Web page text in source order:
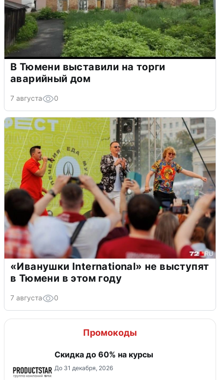
В Тюмени выставили на торги
аварийный дом
7 августа 0
«Иванушки International» не выступят
в Тюмени в этом году
7 августа 0
Промокоды
Скидка до 60% на курсы
До 31 декабря, 2026